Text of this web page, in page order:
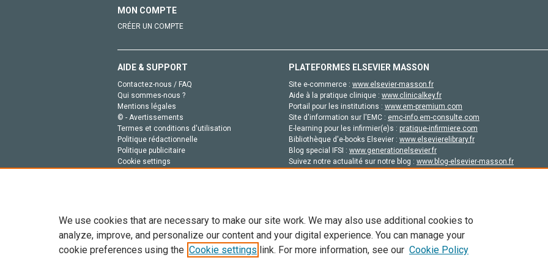
MON COMPTE
CRÉER UN COMPTE
AIDE & SUPPORT
Contactez-nous / FAQ
Qui sommes-nous ?
Mentions légales
© - Avertissements
Termes et conditions d'utilisation
Politique rédactionnelle
Politique publicitaire
Cookie settings
PLATEFORMES ELSEVIER MASSON
Site e-commerce : www.elsevier-masson.fr
Aide à la pratique clinique : www.clinicalkey.fr
Portail pour les institutions : www.em-premium.com
Site d'information sur l'EMC : emc-info.em-consulte.com
E-learning pour les infirmier(e)s : pratique-infirmiere.com
Bibliothèque d'e-books Elsevier : www.elsevierelibrary.fr
Blog special IFSI : www.generationelsevier.fr
Suivez notre actualité sur notre blog : www.blog-elsevier-masson.fr
Tout le contenu de ce site: Copyright © 2026 Elsevier, ses concédants de licence et ses contributeurs. Tout les droits sont réservés,
de données, a la formation en IA et aux technologies similaires. Pour tout contenu en libre accès, les conditions de licence
We use cookies that are necessary to make our site work. We may also use additional cookies to
analyze, improve, and personalize our content and your digital experience. You can manage your
cookie preferences using the Cookie settings link. For more information, see our Cookie Policy